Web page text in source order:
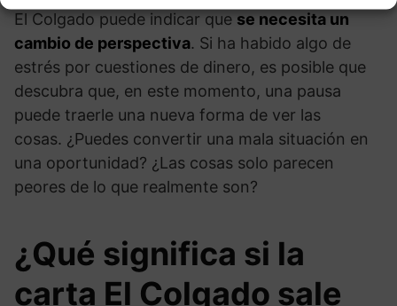
El Colgado puede indicar que se necesita un
cambio de perspectiva. Si ha habido algo de
estrés por cuestiones de dinero, es posible que
descubra que, en este momento, una pausa
puede traerle una nueva forma de ver las
cosas. ¿Puedes convertir una mala situación en
una oportunidad? ¿Las cosas solo parecen
peores de lo que realmente son?
¿Qué significa si la
carta El Colgado sale